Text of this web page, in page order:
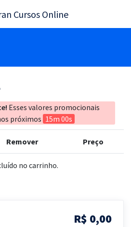
Esses valores promocionais
próximos 15m 00s
Remover Preço
no carrinho.
R$ 0,00